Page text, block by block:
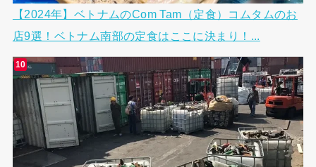
【2024年】ベトナムのCom Tam（定食）コムタムのお
店9選！ベトナム南部の定食はここに決まり！...